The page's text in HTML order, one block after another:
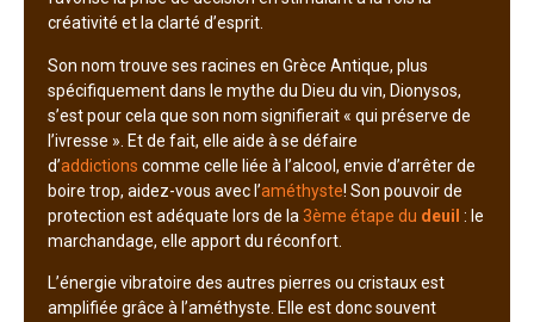
créativité et la clarté d’esprit.
Son nom trouve ses racines en Grèce Antique, plus
spécifiquement dans le mythe du Dieu du vin, Dionysos,
s’est pour cela que son nom signifierait « qui préserve de
l’ivresse ». Et de fait, elle aide à se défaire
d’addictions comme celle liée à l’alcool, envie d’arrêter de
boire trop, aidez-vous avec l’améthyste! Son pouvoir de
protection est adéquate lors de la 3ème étape du deuil : le
marchandage, elle apport du réconfort.
L’énergie vibratoire des autres pierres ou cristaux est
amplifiée grâce à l’améthyste. Elle est donc souvent